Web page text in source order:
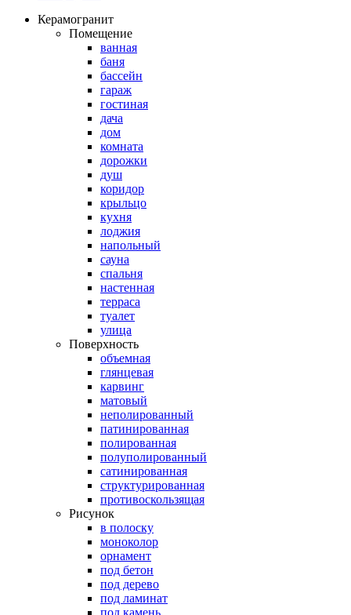
Керамогранит
Помещение
ванная
баня
бассейн
гараж
гостиная
дача
дом
комната
дорожки
душ
коридор
крыльцо
кухня
лоджия
напольный
сауна
спальня
настенная
терраса
туалет
улица
Поверхность
объемная
глянцевая
карвинг
матовый
неполированный
патинированная
полированная
полуполированный
сатинированная
структурированная
противоскользящая
Рисунок
в полоску
моноколор
орнамент
под бетон
под дерево
под ламинат
под камень